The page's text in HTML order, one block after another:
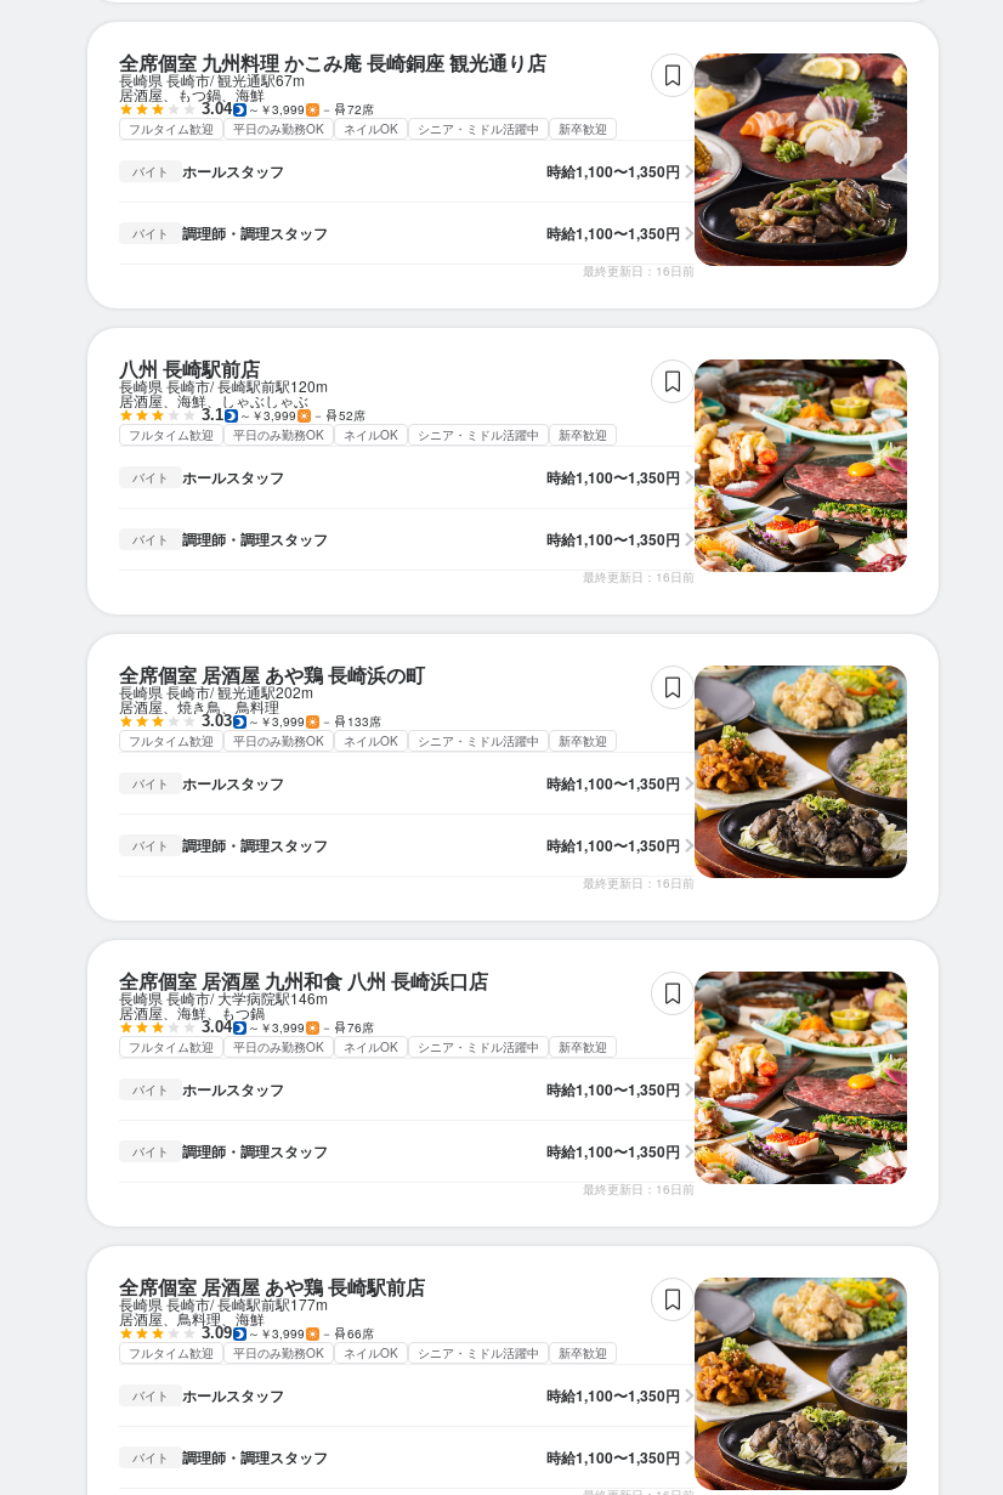
全席個室 九州料理 かこみ庵 長崎銅座 観光通り店
長崎県 長崎市 観光通駅67m
居酒屋、もつ鍋、海鮮
3.04 ～￥3,999 －
72席
フルタイム歓迎
平日のみ勤務OK ネイルOK シニア・ミドル活躍中 新卒歓迎
バイト ホールスタッフ 時給1,100〜1,350円
バイト 調理師・調理スタッフ 時給1,100〜1,350円
最終更新日：16日前
八州 長崎駅前店
長崎県 長崎市 長崎駅前駅120m
居酒屋、海鮮、しゃぶしゃぶ
3.1 ～￥3,999 －
52席
フルタイム歓迎
平日のみ勤務OK ネイルOK シニア・ミドル活躍中 新卒歓迎
バイト ホールスタッフ 時給1,100〜1,350円
バイト 調理師・調理スタッフ 時給1,100〜1,350円
最終更新日：16日前
全席個室 居酒屋 あや鶏 長崎浜の町
長崎県 長崎市 観光通駅202m
居酒屋、焼き鳥、鳥料理
3.03 ～￥3,999 －
133席
フルタイム歓迎
平日のみ勤務OK ネイルOK シニア・ミドル活躍中 新卒歓迎
バイト ホールスタッフ 時給1,100〜1,350円
バイト 調理師・調理スタッフ 時給1,100〜1,350円
最終更新日：16日前
全席個室 居酒屋 九州和食 八州 長崎浜口店
長崎県 長崎市 大学病院駅146m
居酒屋、海鮮、もつ鍋
3.04 ～￥3,999 －
76席
フルタイム歓迎
平日のみ勤務OK ネイルOK シニア・ミドル活躍中 新卒歓迎
バイト ホールスタッフ 時給1,100〜1,350円
バイト 調理師・調理スタッフ 時給1,100〜1,350円
最終更新日：16日前
全席個室 居酒屋 あや鶏 長崎駅前店
長崎県 長崎市 長崎駅前駅177m
居酒屋、鳥料理、海鮮
3.09 ～￥3,999 －
66席
フルタイム歓迎
平日のみ勤務OK ネイルOK シニア・ミドル活躍中 新卒歓迎
バイト ホールスタッフ 時給1,100〜1,350円
バイト 調理師・調理スタッフ 時給1,100〜1,350円
バイト ホールスタッフ 時給：
バイト その他
バイト 調理師・調理スタッフ 時給：
バイト 調理師・調理スタッフ 時給：
バイト 調理師・調理スタッフ 時給：
バイト 調理師・調理スタッフ 時給：
バイト 調理師・調理スタッフ 時給：
バイト 調理師・調理スタッフ 時給：
バイト 調理師・調理スタッフ 時給：
バイト 調理師・調理スタッフ 時給：
バイト 調理師・調理スタッフ 時給：
バイト 調理師・調理スタッフ 時給：
バイト 調理師・調理スタッフ 時給：
バイト ホールスタッフ 時給：
バイト 調理補助 時給：
バイト 調理補助 時給：